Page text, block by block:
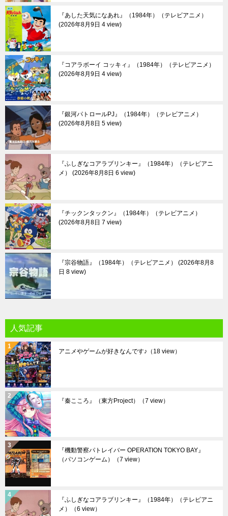
『あした天気になあれ』（1984年）（テレビアニメ）
2026年8月9日 4 view
『コアラボーイ コッキィ』（1984年）（テレビアニメ）
2026年8月9日 4 view
『銀河パトロールPJ』（1984年）（テレビアニメ）
2026年8月8日 5 view
『ふしぎなコアラブリンキー』（1984年）（テレビアニ
メ）
2026年8月8日 6 view
『チックンタックン』（1984年）（テレビアニメ）
2026年8月8日 7 view
『宗谷物語』（1984年）（テレビアニメ）
2026年8月8
日 8 view
人気記事
アニメやゲームが好きなんです♪ （18 view）
『秦こころ』（東方Project） （7 view）
『機動警察パトレイバー OPERATION TOKYO BAY』
（パソコンゲーム）
（7 view）
『ふしぎなコアラブリンキー』（1984年）（テレビアニ
メ）
（6 view）